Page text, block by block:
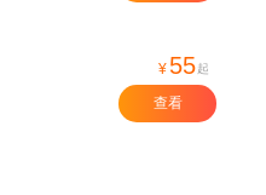
¥ 55起
查看